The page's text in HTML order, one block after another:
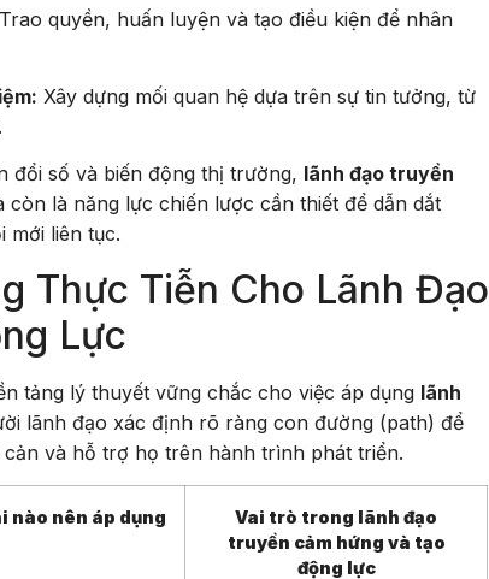
Trao quyền, huấn luyện và tạo điều kiện để nhân
Xây dựng mối quan hệ dựa trên sự tin tưởng, từ
đổi số và biến động thị trường, lãnh đạo truyền
còn là năng lực chiến lược cần thiết để dẫn dắt
mới liên tục.
Thực Tiễn Cho Lãnh Đạo
Lực
tảng lý thuyết vững chắc cho việc áp dụng lãnh
lãnh đạo xác định rõ ràng con đường (path) để
và hỗ trợ họ trên hành trình phát triển.
nào nên áp dụng
Vai trò trong lãnh đạo
truyền cảm hứng và tạo
động lực